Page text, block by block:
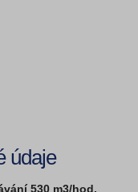
údaje
530 m3/hod.